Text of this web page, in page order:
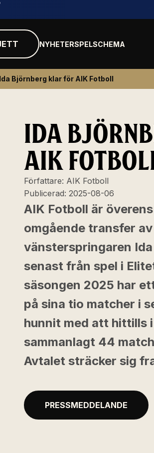
NYHETERSPELSCHEMA
Ida Björnberg klar för AIK Fotboll
IDA
AIK
Författare: AIK Fotboll
Publicerad: 2025-08-06
AIK Fotboll är
omgående transfer
vänsterspringaren
senast från spel i
säsongen 2025 har
på sina tio matcher i
hunnit med att hittills
sammanlagt 44
Avtalet sträcker sig
PRESSMEDDELANDE